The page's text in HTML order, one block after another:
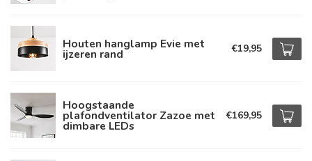
Houten hanglamp Evie met
ijzeren rand €19,95
Hoogstaande
plafondventilator Zazoe met
dimbare LEDs
€169,95